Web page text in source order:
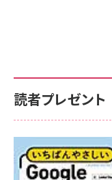
読者プレゼント
無料BIツ
ポータル
シュボ